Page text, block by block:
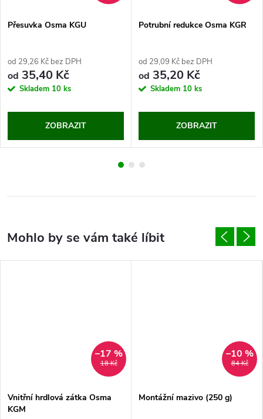
Přesuvka Osma KGU
od 29,26 Kč bez DPH
od 35,40 Kč
Skladem 10 ks
ZOBRAZIT
Potrubní redukce Osma KGR
od 29,09 Kč bez DPH
od 35,20 Kč
Skladem 10 ks
ZOBRAZIT
18 Kč
–17 %
Vnitřní hrdlová zátka Osma
KGM
84 Kč
–10 %
Montážní mazivo (250 g)